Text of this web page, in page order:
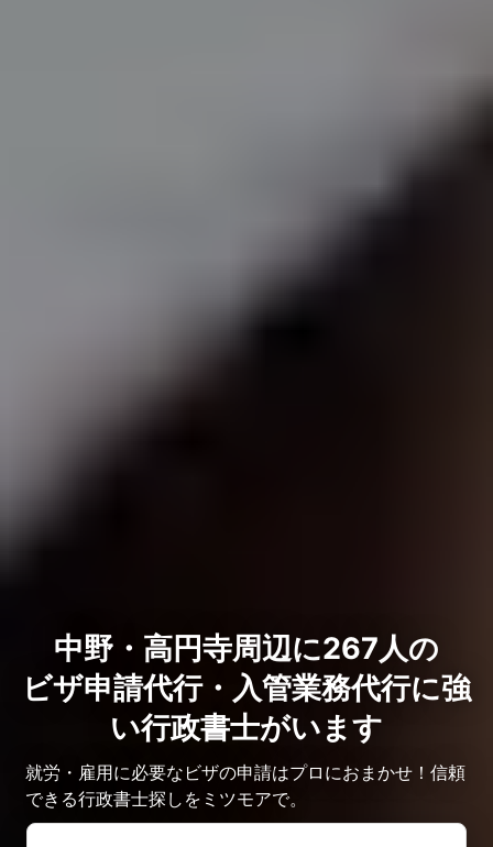
中野・高円寺周辺に267人の
ビザ申請代行・入管業務代行に強
い行政書士がいます
就労・雇用に必要なビザの申請はプロにおまかせ！信頼
できる行政書士探しをミツモアで。